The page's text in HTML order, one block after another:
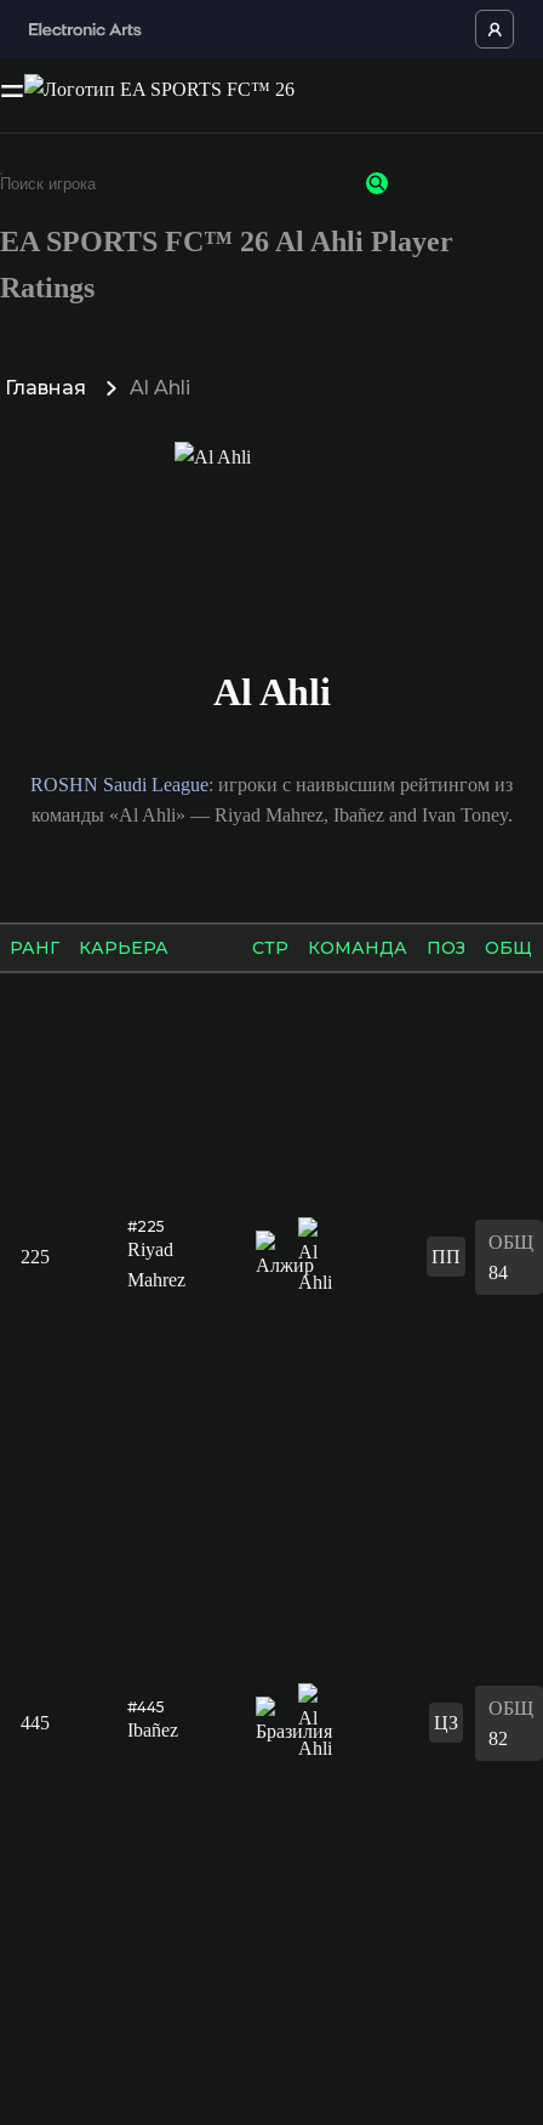
EA SPORTS FC™ 26 Al Ahli Player
Ratings
Главная Al Ahli
Al Ahli
ROSHN Saudi League: игроки с наивысшим рейтингом из
команды «Al Ahli» — Riyad Mahrez, Ibañez and Ivan Toney.
РАНГ КАРЬЕРА СТР КОМАНДА ПОЗ ОБЩ
225
#225
Riyad
Mahrez
ПП
ОБЩ
84
445
#445
Ibañez ЦЗ
ОБЩ
82